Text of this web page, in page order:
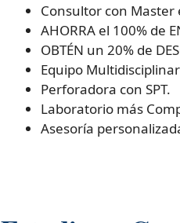
Consultor con Master
AHORRA el 100% de
OBTÉN un 20% de
Equipo
Perforadora con SPT.
Laboratorio más
Asesoría